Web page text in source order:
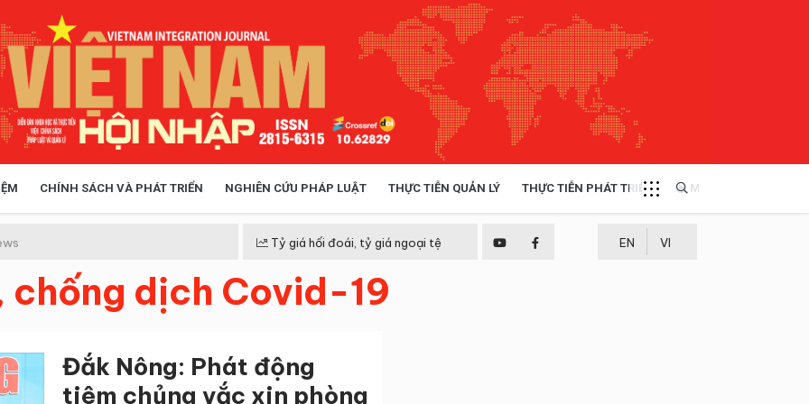
CHÍNH SÁCH VÀ PHÁT TRIỂN NGHIÊN CỨU PHÁP LUẬT THỰC TIỄN QUẢN LÝ THỰC TIỄN PHÁT TRIỂN MULTIMEDIA
Tỷ giá hối đoái, tỷ giá ngoại tệ EN VI
chống dịch Covid-19
Đắk Nông: Phát động
tiêm chủng vắc xin phòng